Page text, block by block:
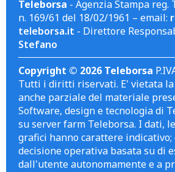
Teleborsa - Agenzia Stampa reg.
n. 169/61 del 18/02/1961 – email:
teleborsa.it - Direttore
Stefano
Copyright © 2026 Teleborsa
Tutti i diritti riservati. E' vietata
anche parziale del materiale
Software, design e tecnologia di
su server farm Teleborsa. I dati,
grafici hanno carattere indicativo;
decisione operativa basata su di
dall'utente autonomamente e a